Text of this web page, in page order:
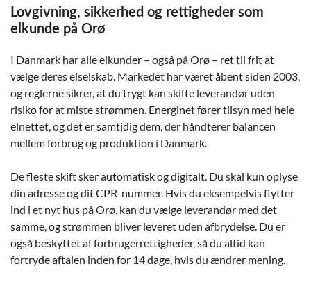
Lovgivning, sikkerhed og rettigheder som
elkunde på Orø
I Danmark har alle elkunder – også på Orø – ret til frit at
vælge deres elselskab. Markedet har været åbent siden 2003,
og reglerne sikrer, at du trygt kan skifte leverandør uden
risiko for at miste strømmen. Energinet fører tilsyn med hele
elnettet, og det er samtidig dem, der håndterer balancen
mellem forbrug og produktion i Danmark.
De fleste skift sker automatisk og digitalt. Du skal kun oplyse
din adresse og dit CPR-nummer. Hvis du eksempelvis flytter
ind i et nyt hus på Orø, kan du vælge leverandør med det
samme, og strømmen bliver leveret uden afbrydelse. Du er
også beskyttet af forbrugerrettigheder, så du altid kan
fortryde aftalen inden for 14 dage, hvis du ændrer mening.